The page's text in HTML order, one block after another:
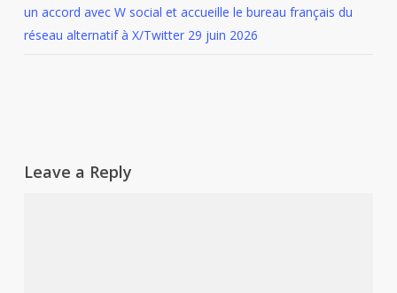
un accord avec W social et accueille le bureau français du
réseau alternatif à X/Twitter 29 juin 2026
Leave a Reply